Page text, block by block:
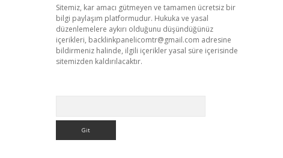
Sitemiz, kar amacı gütmeyen ve tamamen ücretsiz bir
bilgi paylaşım platformudur. Hukuka ve yasal
düzenlemelere aykırı olduğunu düşündüğünüz
içerikleri, backlinkpanelicomtr@gmail.com adresine
bildirmeniz halinde, ilgili içerikler yasal süre içerisinde
sitemizden kaldırılacaktır.